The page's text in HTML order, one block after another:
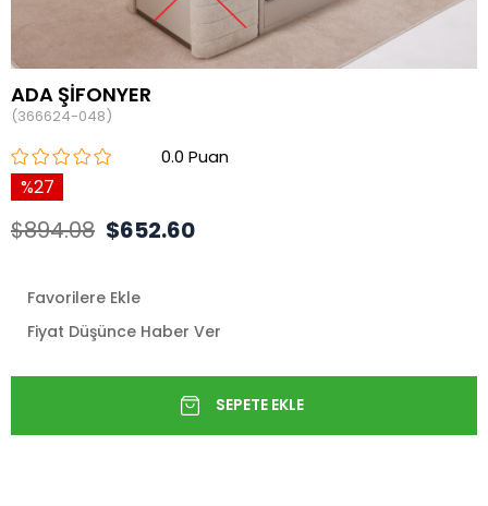
ADA ŞİFONYER
(366624-048)
0.0
27
$894.08 $652.60
Favorilere Ekle
Fiyat Düşünce Haber Ver